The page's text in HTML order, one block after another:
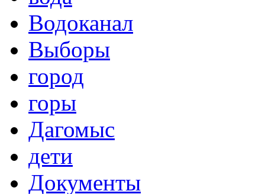
Водоканал
Выборы
город
горы
Дагомыс
дети
Документы